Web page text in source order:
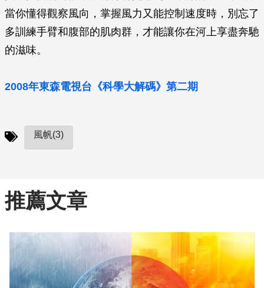
當你懂得觀察風向，掌握風力又能控制速度時，別忘了
多訓練手臂和腹部的肌肉群，才能讓你在河上享盡奔馳
的滋味。
2008年東森電視台《科學大解碼》第二期
風帆(3)
推薦文章